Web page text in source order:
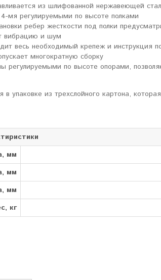
из шлифованной нержавеющей
мя регулируемыми по высоте полками
ребер жесткости под полки
вибрацию и шум
весь необходимый крепеж и инструкция
многократную сборку
регулируемыми по высоте опорами,
в упаковке из трехслойного картона,
мм
мм
мм
кг